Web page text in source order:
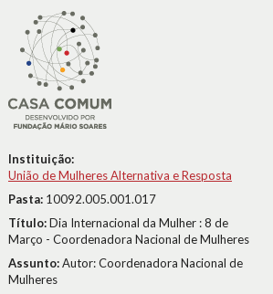
Instituição:
União de Mulheres Alternativa e Resposta
Pasta: 10092.005.001.017
Título:Dia Internacional da Mulher : 8 de
Março - Coordenadora Nacional de Mulheres
Assunto:Autor: Coordenadora Nacional de
Mulheres